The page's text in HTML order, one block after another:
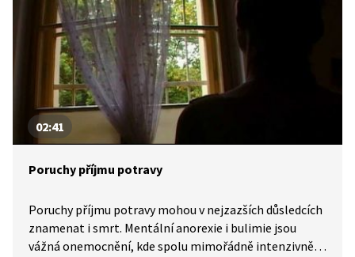
02:41
Poruchy příjmu potravy
Poruchy příjmu potravy mohou v nejzazších důsledcích
znamenat i smrt. Mentální anorexie i bulimie jsou
vážná onemocnění, kde spolu mimořádně intenzivně